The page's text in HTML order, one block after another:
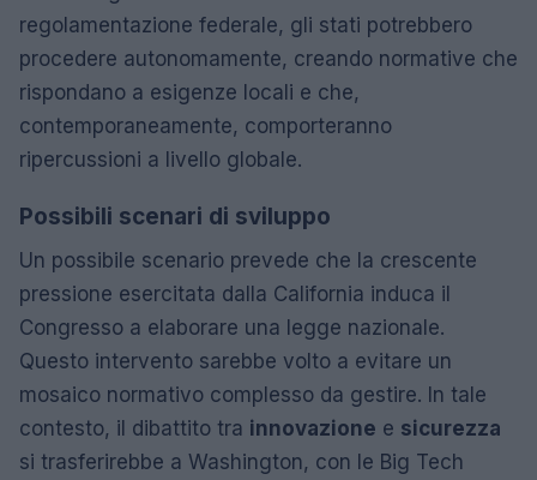
regolamentazione federale, gli stati potrebbero
procedere autonomamente, creando normative che
rispondano a esigenze locali e che,
contemporaneamente, comporteranno
ripercussioni a livello globale.
Possibili scenari di sviluppo
Un possibile scenario prevede che la crescente
pressione esercitata dalla California induca il
Congresso a elaborare una legge nazionale.
Questo intervento sarebbe volto a evitare un
mosaico normativo complesso da gestire. In tale
contesto, il dibattito tra innovazione e sicurezza
si trasferirebbe a Washington, con le Big Tech